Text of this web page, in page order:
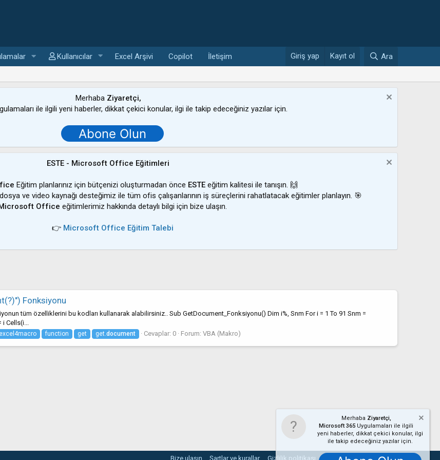
Kullanıcılar Excel Arşivi Copilot İletişim Giriş yap Kayıt ol Ara
Merhaba Ziyaretçi,
ile ilgili yeni haberler, dikkat çekici konular, ilgi ile takip edeceğiniz yazılar için.
Abone Olun
ESTE - Microsoft Office Eğitimleri
Eğitim planlarınız için bütçenizi oluşturmadan önce ESTE eğitim kalitesi ile tanışın. 🙌
dosya ve video kaynağı desteğimiz ile tüm ofis çalışanlarının iş süreçlerini rahatlatacak eğitimler planlayın. 🎯
Office eğitimlerimiz hakkında detaylı bilgi için bize ulaşın.
👉 Microsoft Office Eğitim Talebi
Fonksiyonu
tüm özelliklerini bu kodları kullanarak alabilirsiniz.. Sub GetDocument_Fonksiyonu() Dim i%, Snm For i = 1 To 91 Snm =
Cells(i...
function get get.document Cevaplar: 0 Forum: VBA (Makro)
Bize ulaşın Şartlar ve kurallar Gizlilik politikası Yardım Ana sayfa R
Merhaba Ziyaretçi,
Microsoft 365 Uygulamaları ile ilgili
yeni haberler, dikkat çekici konular, ilgi
ile takip edeceğiniz yazılar için.